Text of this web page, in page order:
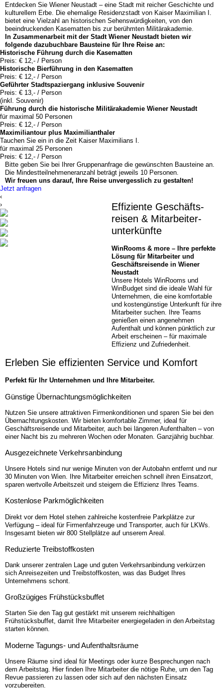
Entdecken Sie Wiener Neustadt – eine Stadt mit reicher Geschichte und
kulturellem Erbe. Die ehemalige Residenzstadt von Kaiser Maximilian I.
bietet eine Vielzahl an historischen Sehenswürdigkeiten, von den
beeindruckenden Kasematten bis zur berühmten Militärakademie.
In Zusammenarbeit mit der Stadt Wiener Neustadt bieten wir
folgende dazubuchbare Bausteine für Ihre Reise an:
Historische Führung durch die Kasematten
Preis: € 12,- / Person
Historische Bierführung in den Kasematten
Preis: € 12,- / Person
Geführter Stadtspaziergang inklusive Souvenir
Preis: € 13,- / Person
(inkl. Souvenir)
Führung durch die historische Militärakademie Wiener Neustadt
für maximal 50 Personen
Preis: € 12,- / Person
Maximiliantour plus Maximilianthaler
Tauchen Sie ein in die Zeit Kaiser Maximilians I.
für maximal 25 Personen
Preis: € 12,- / Person
Bitte geben Sie bei Ihrer Gruppenanfrage die gewünschten Bausteine an.
Die Mindestteilnehmeneranzahl beträgt jeweils 10 Personen.
Wir freuen uns darauf, Ihre Reise unvergesslich zu gestalten!
Jetzt anfragen
‹
›
Effiziente Geschäfts­
reisen & Mitarbeiter­
unterkünfte
WinRooms & more – Ihre perfekte
Lösung für Mitarbeiter und
Geschäftsreisende in Wiener
Neustadt
Unsere Hotels WinRooms und
WinBudget sind die ideale Wahl für
Unternehmen, die eine komfortable
und kostengünstige Unterkunft für ihre
Mitarbeiter suchen. Ihre Teams
genießen einen angenehmen
Aufenthalt und können pünktlich zur
Arbeit erscheinen – für maximale
Effizienz und Zufriedenheit.
Erleben Sie effizienten Service und Komfort
Perfekt für Ihr Unternehmen und Ihre Mitarbeiter.
Günstige Übernachtungs­möglichkeiten
Nutzen Sie unsere attraktiven Firmenkonditionen und sparen Sie bei den
Übernachtungskosten. Wir bieten komfortable Zimmer, ideal für
Geschäftsreisende und Mitarbeiter, auch bei längeren Aufenthalten – von
einer Nacht bis zu mehreren Wochen oder Monaten. Ganzjährig buchbar.
Ausgezeichnete Verkehrs­anbindung
Unsere Hotels sind nur wenige Minuten von der Autobahn entfernt und nur
30 Minuten von Wien. Ihre Mitarbeiter erreichen schnell ihren Einsatzort,
sparen wertvolle Arbeitszeit und steigern die Effizienz Ihres Teams.
Kostenlose Park­möglichkeiten
Direkt vor dem Hotel stehen zahlreiche kostenfreie Parkplätze zur
Verfügung – ideal für Firmenfahrzeuge und Transporter, auch für LKWs.
Insgesamt bieten wir 800 Stellplätze auf unserem Areal.
Reduzierte Treibstoffkosten
Dank unserer zentralen Lage und guten Verkehrsanbindung verkürzen
sich Anreisezeiten und Treibstoffkosten, was das Budget Ihres
Unternehmens schont.
Großzügiges Frühstücks­buffet
Starten Sie den Tag gut gestärkt mit unserem reichhaltigen
Frühstücksbuffet, damit Ihre Mitarbeiter energiegeladen in den Arbeitstag
starten können.
Moderne Tagungs- und Aufenthalts­räume
Unsere Räume sind ideal für Meetings oder kurze Besprechungen nach
dem Arbeitstag. Hier finden Ihre Mitarbeiter die nötige Ruhe, um den Tag
Revue passieren zu lassen oder sich auf den nächsten Einsatz
vorzubereiten.